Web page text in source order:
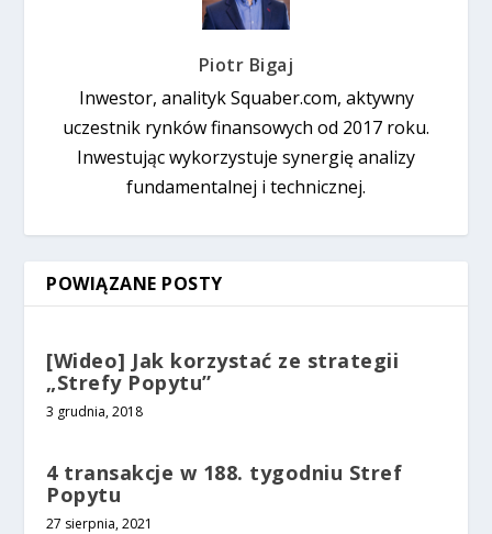
Piotr Bigaj
Inwestor, analityk Squaber.com, aktywny
uczestnik rynków finansowych od 2017 roku.
Inwestując wykorzystuje synergię analizy
fundamentalnej i technicznej.
POWIĄZANE POSTY
[Wideo] Jak korzystać ze strategii
„Strefy Popytu”
3 grudnia, 2018
4 transakcje w 188. tygodniu Stref
Popytu
27 sierpnia, 2021